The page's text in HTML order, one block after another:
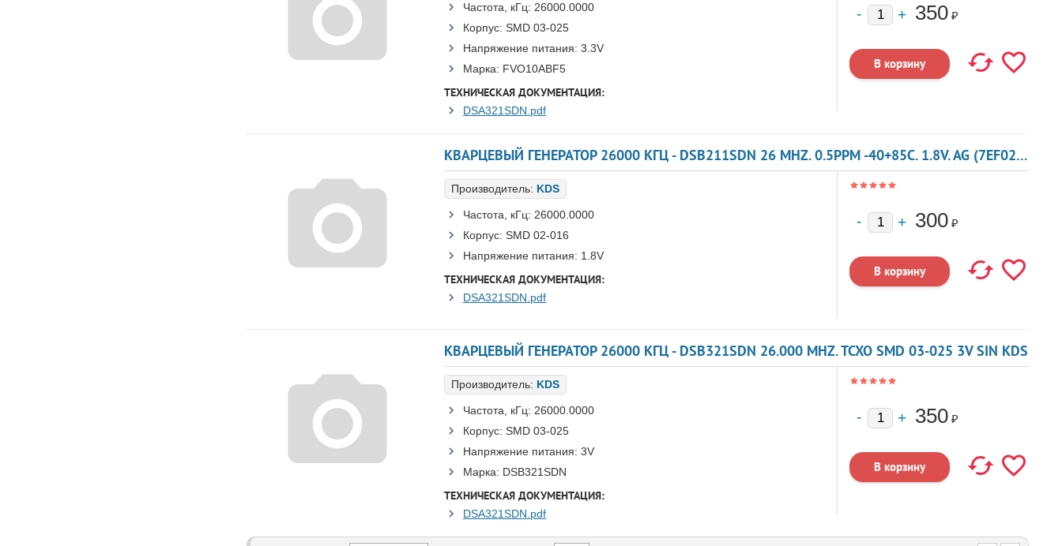
Частота, кГц: 26000.0000
Корпус: SMD 03-025
Напряжение питания: 3.3V
Марка: FVO10ABF5
ТЕХНИЧЕСКАЯ ДОКУМЕНТАЦИЯ:
DSA321SDN.pdf
350 ₽
КВАРЦЕВЫЙ ГЕНЕРАТОР 26000 КГЦ - DSB211SDN 26 MHZ. 0.5PPM -40+85C. 1.8V. AG (7EF02600A25) SMD 02-016 1.8V SIN KDS
Производитель: KDS
Частота, кГц: 26000.0000
Корпус: SMD 02-016
Напряжение питания: 1.8V
ТЕХНИЧЕСКАЯ ДОКУМЕНТАЦИЯ:
DSA321SDN.pdf
300 ₽
КВАРЦЕВЫЙ ГЕНЕРАТОР 26000 КГЦ - DSB321SDN 26.000 MHZ. TCXO SMD 03-025 3V SIN KDS
Производитель: KDS
Частота, кГц: 26000.0000
Корпус: SMD 03-025
Напряжение питания: 3V
Марка: DSB321SDN
ТЕХНИЧЕСКАЯ ДОКУМЕНТАЦИЯ:
DSA321SDN.pdf
350 ₽